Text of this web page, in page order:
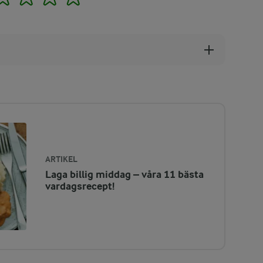
ARTIKEL
Laga billig middag – våra 11 bästa
vardagsrecept!